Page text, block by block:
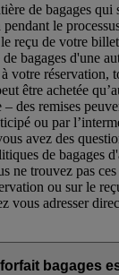
de bagages qui
le
reçu de votre
bagages d'une
votre réservation,
être achetée
des remises
ou par
avez des
de bagages
ne trouvez pas
ou sur le
vous adresser
bagages